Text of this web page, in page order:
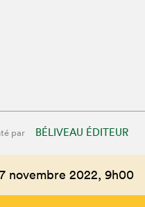
par BÉLIVEAU ÉDITEUR
novembre 2022, 9h00